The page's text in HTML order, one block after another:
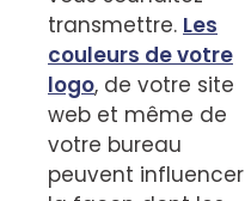
transmettre. Les
couleurs de votre
logo, de votre site
web et même de
votre bureau
peuvent influencer